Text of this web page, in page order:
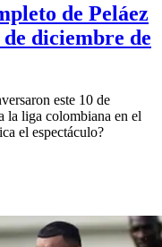
de Peláez
diciembre de
este 10 de
la liga colombiana en el
el espectáculo?